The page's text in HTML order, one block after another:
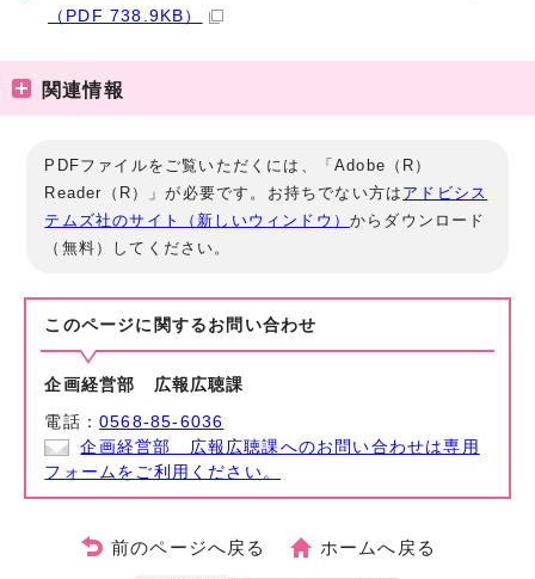
（PDF 738.9KB）
関連情報
PDFファイルをご覧いただくには、「Adobe（R）
Reader（R）」が必要です。お持ちでない方は アドビシス
テムズ社のサイト（新しいウィンドウ）からダウンロード
（無料）してください。
このページに関する お問い合わせ
企画経営部 広報広聴課
電話：0568-85-6036
企画経営部 広報広聴課へのお問い合わせは専用
フォームをご利用ください。
前のページへ戻る ホームへ戻る